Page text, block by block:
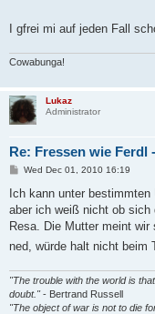
I gfrei mi auf jeden Fall
Cowabunga!
Lukaz
Administrator
Re: Fressen wie
P
s
Wed Dec 01, 2010 16:19
Ich kann unter bestimmten
aber ich weiß nicht ob sich
Resa. Die Mutter meint
ned, würde halt nicht beim
"The trouble with the world is
doubt."- Bertrand Russell
"The object of war is not to die